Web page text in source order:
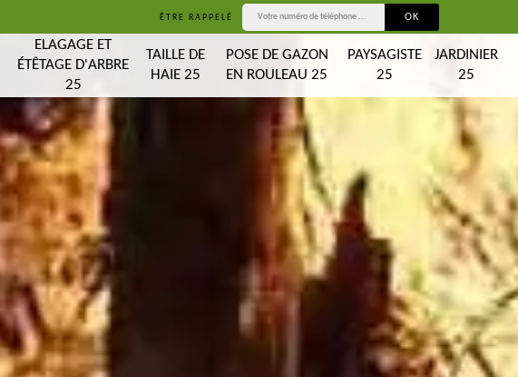
ÊTRE RAPPELÉ
ELAGAGE ET
ÉTÊTAGE D'ARBRE
25
TAILLE DE
HAIE 25
POSE DE GAZON
EN ROULEAU 25
PAYSAGISTE
25
JARDINIER
25